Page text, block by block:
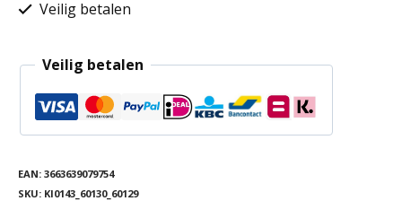
Veilig betalen
Veilig betalen
EAN: 3663639079754
SKU: KI0143_60130_60129